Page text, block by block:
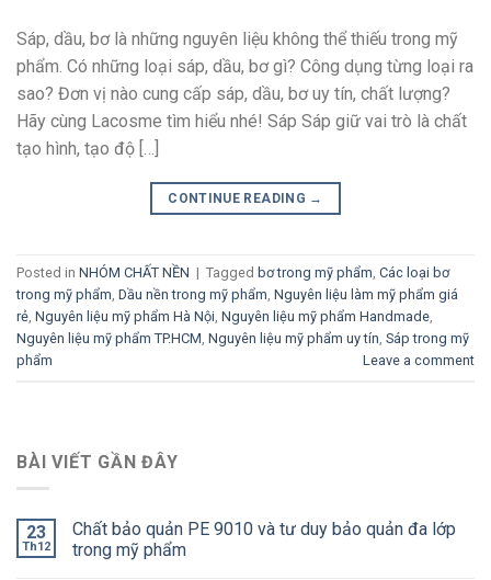
Sáp, dầu, bơ là những nguyên liệu không thể thiếu trong mỹ
phẩm. Có những loại sáp, dầu, bơ gì? Công dụng từng loại ra
sao? Đơn vị nào cung cấp sáp, dầu, bơ uy tín, chất lượng?
Hãy cùng Lacosme tìm hiểu nhé! Sáp Sáp giữ vai trò là chất
tạo hình, tạo độ […]
CONTINUE READING →
Posted in NHÓM CHẤT NỀN | Tagged bơ trong mỹ phẩm Các loại bơ
trong mỹ phẩm Dầu nền trong mỹ phẩm Nguyên liệu làm mỹ phẩm giá
rẻ Nguyên liệu mỹ phẩm Hà Nội Nguyên liệu mỹ phẩm Handmade
Nguyên liệu mỹ phẩm TP.HCM Nguyên liệu mỹ phẩm uy tín Sáp trong mỹ
phẩm
Leave a comment
BÀI VIẾT GẦN ĐÂY
23
Th12
Chất bảo quản PE 9010 và tư duy bảo quản đa lớp
trong mỹ phẩm